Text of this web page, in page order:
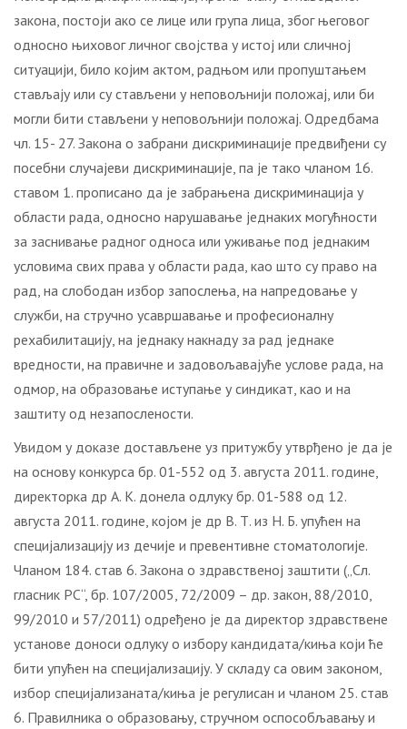
закона, постоји ако се лице или група лица, због његовог
односно њиховог личног својства у истој или сличној
ситуацији, било којим актом, радњом или пропуштањем
стављају или су стављени у неповољнији положај, или би
могли бити стављени у неповољнији положај. Одредбама
чл. 15- 27. Закона о забрани дискриминације предвиђени су
посебни случајеви дискриминације, па је тако чланом 16.
ставом 1. прописано да је забрањена дискриминација у
области рада, односно нарушавање једнаких могућности
за заснивање радног односа или уживање под једнаким
условима свих права у области рада, као што су право на
рад, на слободан избор запослења, на напредовање у
служби, на стручно усавршавање и професионалну
рехабилитацију, на једнаку накнаду за рад једнаке
вредности, на правичне и задовољавајуће услове рада, на
одмор, на образовање иступање у синдикат, као и на
заштиту од незапослености.
Увидом у доказе достављене уз притужбу утврђено је да је
на основу конкурса бр. 01-552 од 3. августа 2011. године,
директорка др А. К. донела одлуку бр. 01-588 од 12.
августа 2011. године, којом је др В. Т. из Н. Б. упућен на
специјализацију из дечије и превентивне стоматологије.
Чланом 184. став 6. Закона о здравственој заштити („Сл.
гласник РС“, бр. 107/2005, 72/2009 – др. закон, 88/2010,
99/2010 и 57/2011) одређено је да директор здравствене
установе доноси одлуку о избору кандидата/киња који ће
бити упућен на специјализацију. У складу са овим законом,
избор специјализаната/киња је регулисан и чланом 25. став
6. Правилника о образовању, стручном оспособљавању и